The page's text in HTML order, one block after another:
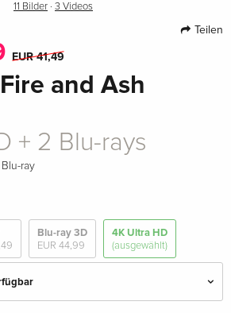
11 Bilder· 3 Videos
Teilen
EUR 41,49
and Ash
+ 2 Blu-rays
ray
Blu-ray 3D
EUR 44,99
4K Ultra HD
(ausgewählt)